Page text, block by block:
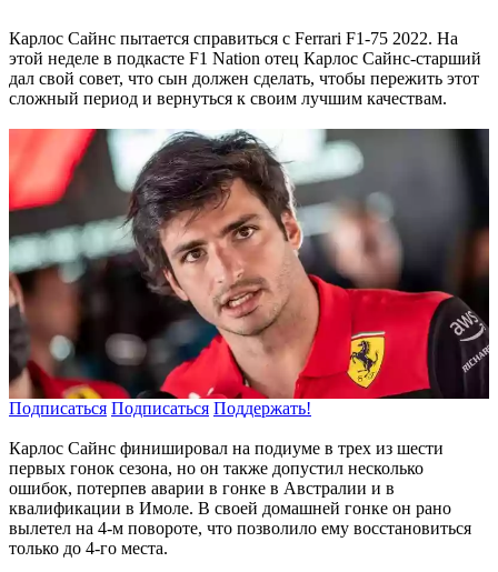
Карлос Сайнс пытается справиться с Ferrari F1-75 2022. На
этой неделе в подкасте F1 Nation отец Карлос Сайнс-старший
дал свой совет, что сын должен сделать, чтобы пережить этот
сложный период и вернуться к своим лучшим качествам.
Подписаться Подписаться Поддержать!
Карлос Сайнс финишировал на подиуме в трех из шести
первых гонок сезона, но он также допустил несколько
ошибок, потерпев аварии в гонке в Австралии и в
квалификации в Имоле. В своей домашней гонке он рано
вылетел на 4-м повороте, что позволило ему восстановиться
только до 4-го места.